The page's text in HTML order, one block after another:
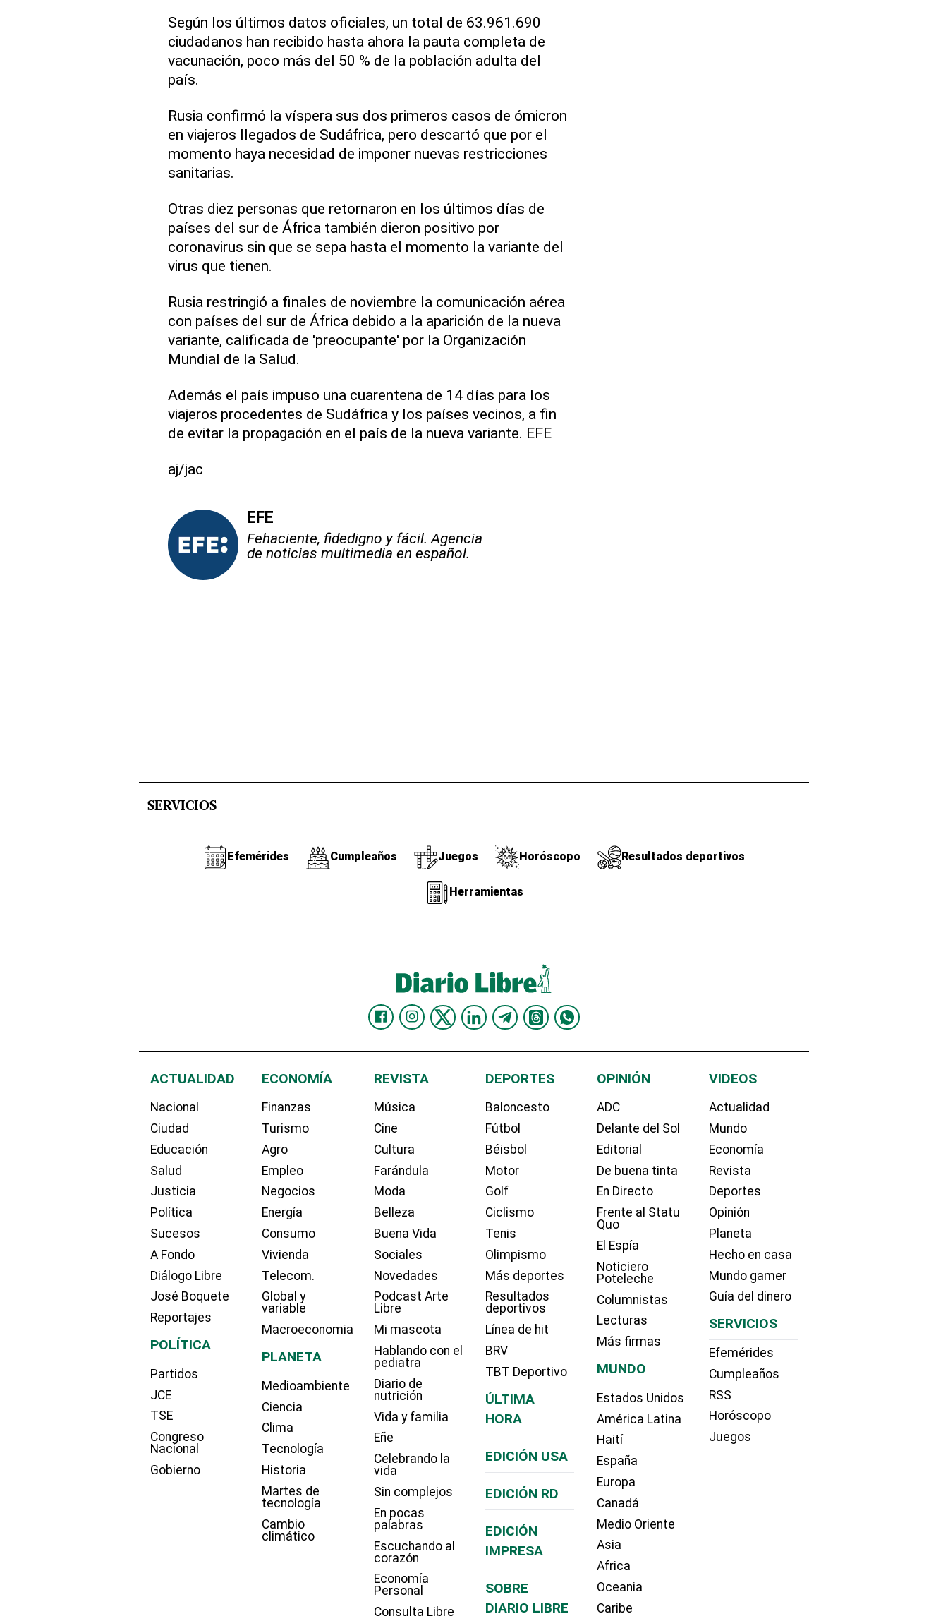
Según los últimos datos oficiales, un total de 63.961.690
ciudadanos han recibido hasta ahora la pauta completa de
vacunación, poco más del 50 % de la población adulta del
país.
Rusia confirmó la víspera sus dos primeros casos de ómicron
en viajeros llegados de Sudáfrica, pero descartó que por el
momento haya necesidad de imponer nuevas restricciones
sanitarias.
Otras diez personas que retornaron en los últimos días de
países del sur de África también dieron positivo por
coronavirus sin que se sepa hasta el momento la variante del
virus que tienen.
Rusia restringió a finales de noviembre la comunicación aérea
con países del sur de África debido a la aparición de la nueva
variante, calificada de 'preocupante' por la Organización
Mundial de la Salud.
Además el país impuso una cuarentena de 14 días para los
viajeros procedentes de Sudáfrica y los países vecinos, a fin
de evitar la propagación en el país de la nueva variante. EFE
aj/jac
EFE
Fehaciente, fidedigno y fácil. Agencia
de noticias multimedia en español.
SERVICIOS
Efemérides Cumpleaños Juegos Horóscopo Resultados deportivos
Herramientas
ACTUALIDAD
Nacional
Ciudad
Educación
Salud
Justicia
Política
Sucesos
A Fondo
Diálogo Libre
José Boquete
Reportajes
POLÍTICA
Partidos
JCE
TSE
Congreso
Nacional
Gobierno
ECONOMÍA
Finanzas
Turismo
Agro
Empleo
Negocios
Energía
Consumo
Vivienda
Telecom.
Global y
variable
Macroeconomia
PLANETA
Medioambiente
Ciencia
Clima
Tecnología
Historia
Martes de
tecnología
Cambio
climático
REVISTA
Música
Cine
Cultura
Farándula
Moda
Belleza
Buena Vida
Sociales
Novedades
Podcast Arte
Libre
Mi mascota
Hablando con el
pediatra
Diario de
nutrición
Vida y familia
Eñe
Celebrando la
vida
Sin complejos
En pocas
palabras
Escuchando al
corazón
Economía
Personal
Consulta Libre
DEPORTES
Baloncesto
Fútbol
Béisbol
Motor
Golf
Ciclismo
Tenis
Olimpismo
Más deportes
Resultados
deportivos
Línea de hit
BRV
TBT Deportivo
ÚLTIMA
HORA
EDICIÓN USA
EDICIÓN RD
EDICIÓN
IMPRESA
SOBRE
DIARIO LIBRE
OPINIÓN
ADC
Delante del Sol
Editorial
De buena tinta
En Directo
Frente al Statu
Quo
El Espía
Noticiero
Poteleche
Columnistas
Lecturas
Más firmas
MUNDO
Estados Unidos
América Latina
Haití
España
Europa
Canadá
Medio Oriente
Asia
Africa
Oceania
Caribe
VIDEOS
Actualidad
Mundo
Economía
Revista
Deportes
Opinión
Planeta
Hecho en casa
Mundo gamer
Guía del dinero
SERVICIOS
Efemérides
Cumpleaños
RSS
Horóscopo
Juegos